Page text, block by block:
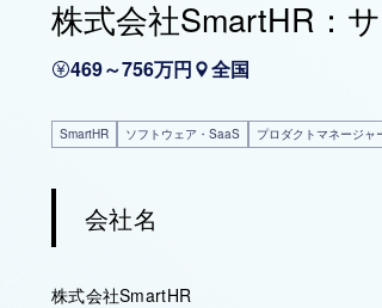
株式会社SmartHR：
469～756万円 全国
SmartHR ソフトウェア・SaaS プロダクトマネージャ
会社名
株式会社SmartHR